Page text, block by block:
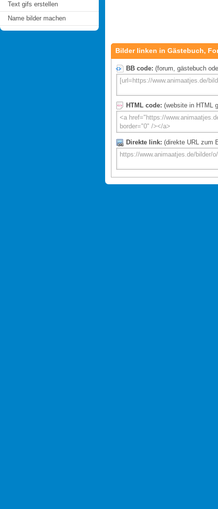
Text gifs erstellen
Name bilder machen
Bilder linken in Gästebuch,
BB code: (forum, gästebuch
HTML code: (website in HTML
Direkte link: (direkte URL zum